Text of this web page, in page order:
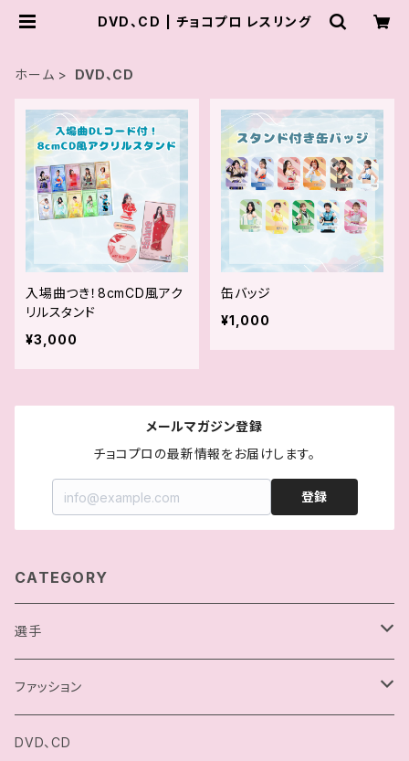
DVD、CD | チョコプロ レスリング
ホーム DVD、CD
入場曲つき！8cmCD風アク
リルスタンド
¥3,000
缶バッジ
¥1,000
メールマガジン登録
チョコプロの最新情報をお届けします。
登録
CATEGORY
選手
駿河メイ
小石川チエ
ファッション
チョコプロ／ChocoPro
DVD、CD